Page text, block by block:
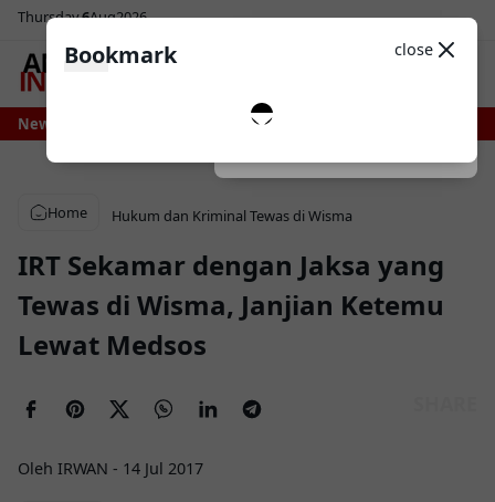
Thursday6Aug2026
Light
News
Bone Bersiap Nikmati Pasokan Air Lebih Stabil, Irigasi Bengo
Home Hukum dan Kriminal Tewas di Wisma
IRT Sekamar dengan Jaksa yang
Tewas di Wisma, Janjian Ketemu
Lewat Medsos
Oleh IRWAN - 14 Jul 2017
Bookmark close